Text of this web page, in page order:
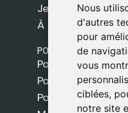
Nous
d'autres
pour
de
vous
ciblées,
notre site
Nous
d'autres
pour
de
vous
ciblées,
notre site
Jeux
À propos de nous
POLITIQUES
Politique de
Politique de
Politique de